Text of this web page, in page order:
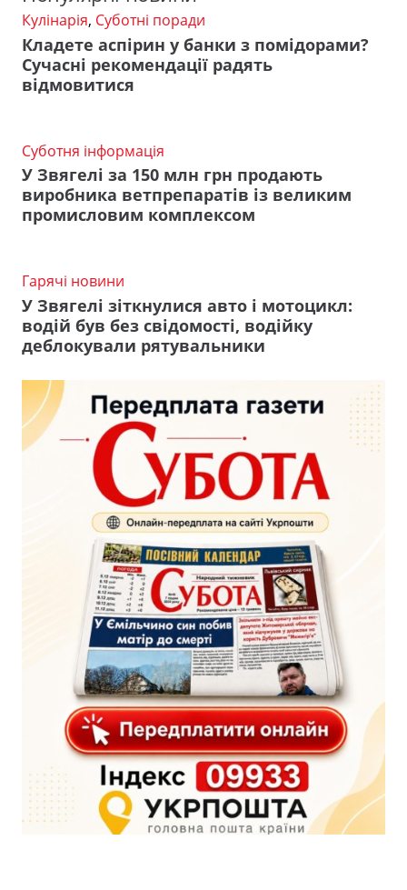
Кулінарія, Суботні поради
Кладете аспірин у банки з помідорами?
Сучасні рекомендації радять
відмовитися
Суботня інформація
У Звягелі за 150 млн грн продають
виробника ветпрепаратів із великим
промисловим комплексом
Гарячі новини
У Звягелі зіткнулися авто і мотоцикл:
водій був без свідомості, водійку
деблокували рятувальники